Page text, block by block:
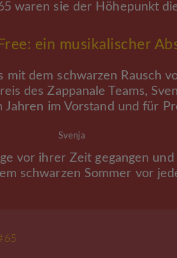
waren sie der Höhepunkt
ein musikalischer
mit dem schwarzen Rausch
des Zappanale Teams,
Jahren im Vorstand und für
Svenja
vor ihrer Zeit gegangen
schwarzen Sommer vor